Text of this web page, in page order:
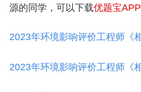
源的同学，可以下载优题宝APP